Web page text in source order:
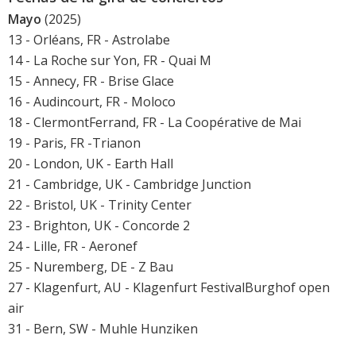
Mayo (2025)
13 - Orléans, FR - Astrolabe
14 - La Roche sur Yon, FR - Quai M
15 - Annecy, FR - Brise Glace
16 - Audincourt, FR - Moloco
18 - ClermontFerrand, FR - La Coopérative de Mai
19 - Paris, FR -Trianon
20 - London, UK - Earth Hall
21 - Cambridge, UK - Cambridge Junction
22 - Bristol, UK - Trinity Center
23 - Brighton, UK - Concorde 2
24 - Lille, FR - Aeronef
25 - Nuremberg, DE - Z Bau
27 - Klagenfurt, AU - Klagenfurt FestivalBurghof open
air
31 - Bern, SW - Muhle Hunziken